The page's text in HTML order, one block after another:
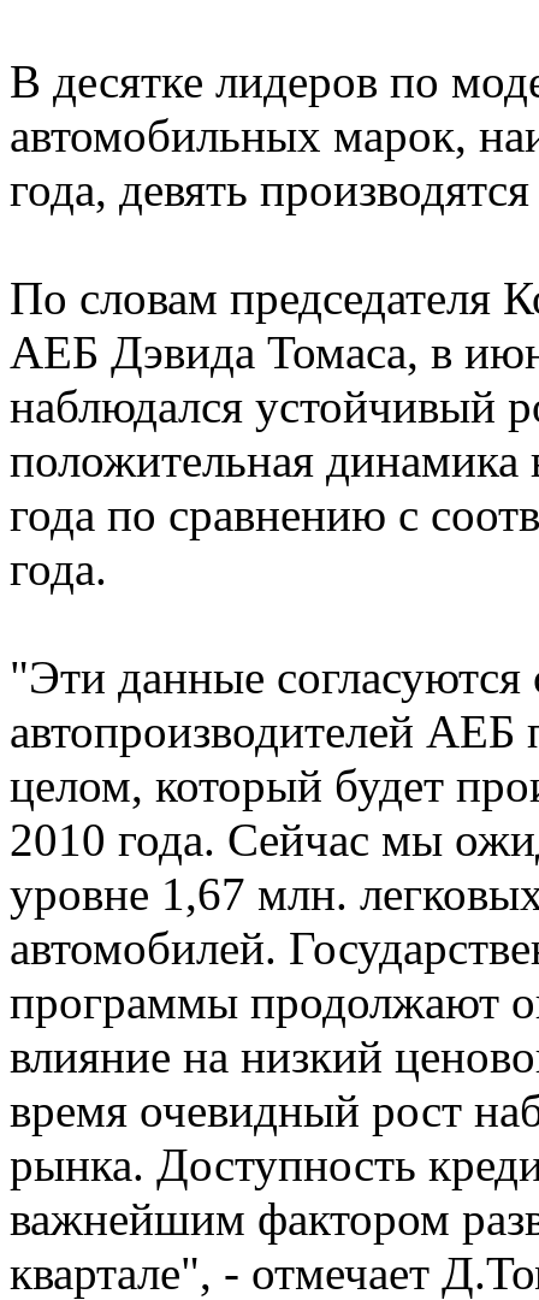
В десятке лидеров по
автомобильных марок,
года, девять
По словам председателя
АЕБ Дэвида Томаса, в
наблюдался устойчивый
положительная динамика
года по сравнению с
года.
"Эти данные
автопроизводителей
целом, который будет
2010 года. Сейчас мы
уровне 1,67 млн.
автомобилей.
программы продолжают
влияние на низкий
время очевидный рост
рынка. Доступность
важнейшим фактором
квартале", - отмечает